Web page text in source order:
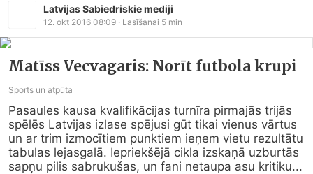
Latvijas Sabiedriskie mediji
12. okt 2016 08:09 · Lasīšanai 5 min
Matīss Vecvagaris: Norīt futbola krupi
Sports un atpūta
Pasaules kausa kvalifikācijas turnīra pirmajās trijās
spēlēs Latvijas izlase spējusi gūt tikai vienus vārtus
un ar trim izmocītiem punktiem ieņem vietu rezultātu
tabulas lejasgalā. Iepriekšējā cikla izskaņā uzburtās
sapņu pilis sabrukušas, un fani netaupa asu kritiku...